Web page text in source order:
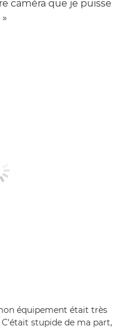
caméra que je puisse
équipement était très
stupide de ma part,